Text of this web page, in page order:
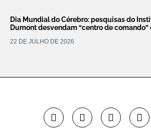
Dia Mundial do Cérebro: pesquisas do
Dumont desvendam “centro de comando”
22 DE JULHO DE 2026